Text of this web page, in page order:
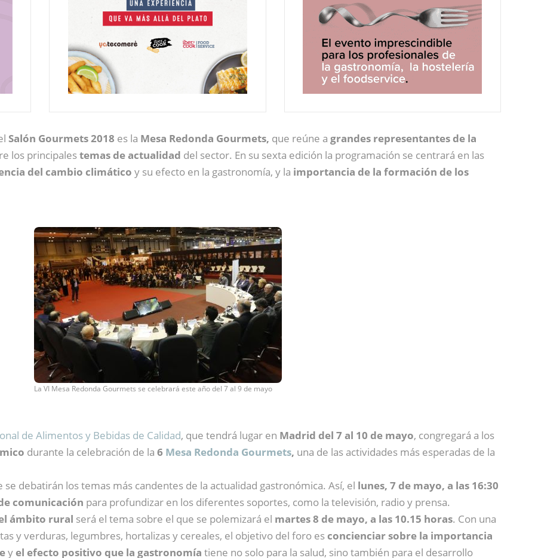
Salón Gourmets 2018 es la Mesa Redonda Gourmets, que reúne a grandes representantes de la
los principalestemas de actualidad del sector. En su sexta edición la programación se centrará en las
del cambio climático y su efecto en la gastronomía, y la importancia de la formación de los
La VI Mesa Redonda Gourmets se celebrará este año del 7 al 9 de mayo
de Alimentos y Bebidas de Calidad, que tendrá lugar en Madrid del 7 al 10 de mayo, congregará a los
durante la celebración de la 6 Mesa Redonda Gourmets, una de las actividades más esperadas de la
debatirán los temas más candentes de la actualidad gastronómica. Así, el lunes, 7 de mayo, a las 16:30
comunicación para profundizar en los diferentes soportes, como la televisión, radio y prensa.
ámbito rural será el tema sobre el que se polemizará el martes 8 de mayo, a las 10.15 horas. Con una
y verduras, legumbres, hortalizas y cereales, el objetivo del foro esconcienciar sobre la importancia
yel efecto positivo que la gastronomía tiene no solo para la salud, sino también para el desarrollo